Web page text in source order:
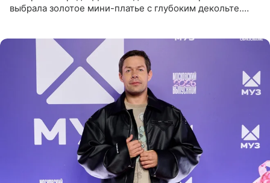
выбрала золотое мини-платье с глубоким декольте.